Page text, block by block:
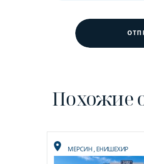
Похожие
МЕРСИН, ЕНИШЕХИР